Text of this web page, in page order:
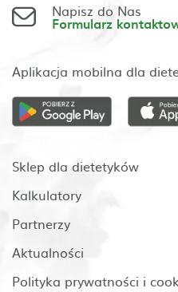
Napisz do Nas
Formularz
Aplikacja mobilna dla
Sklep dla dietetyków
Kalkulatory
Partnerzy
Aktualności
Polityka prywatności i